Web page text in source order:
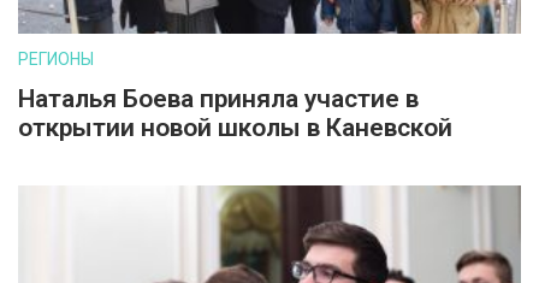
РЕГИОНЫ
Наталья Боева приняла участие в
открытии новой школы в Каневской